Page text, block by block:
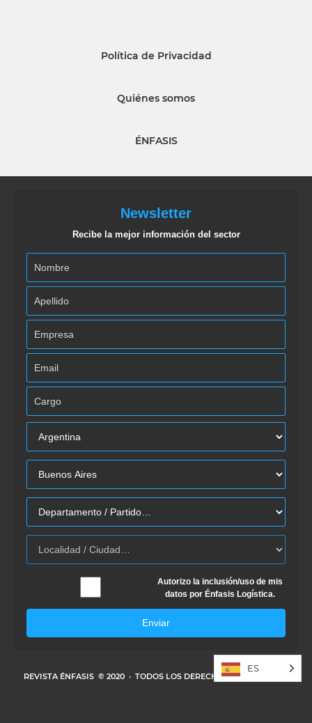
Política de Privacidad
Quiénes somos
ÉNFASIS
Newsletter
Recibe la mejor información del sector
Autorizo la inclusión/uso de mis
datos por Énfasis Logística.
Enviar
REVISTA ÉNFASIS © 2020 · TODOS LOS DERECHOS RESERVADOS
ES